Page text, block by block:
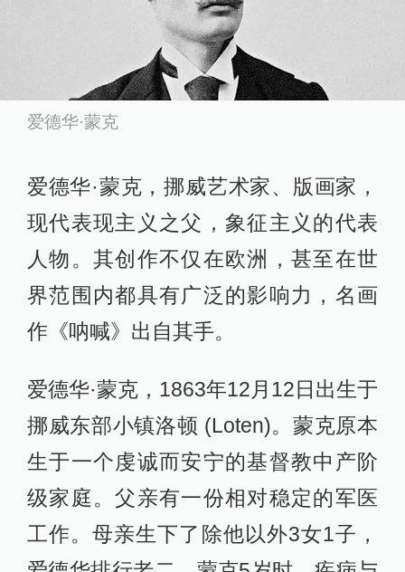
爱德华·蒙克
爱德华·蒙克，挪威艺术家、版画家，
现代表现主义之父，象征主义的代表
人物。其创作不仅在欧洲，甚至在世
界范围内都具有广泛的影响力，名画
作《呐喊》出自其手。
爱德华·蒙克，1863年12月12日出生于
挪威东部小镇洛顿 (Loten)。蒙克原本
生于一个虔诚而安宁的基督教中产阶
级家庭。父亲有一份相对稳定的军医
工作。母亲生下了除他以外3女1子，